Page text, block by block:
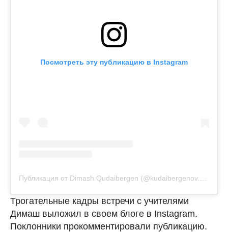
Посмотреть эту публикацию в Instagram
Трогательные кадры встречи с учителями
Димаш выложил в своем блоге в Instagram.
Поклонники прокомментировали публикацию.